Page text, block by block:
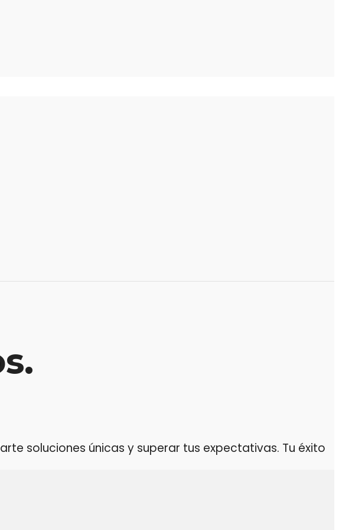
soluciones únicas y superar tus expectativas. Tu éxito